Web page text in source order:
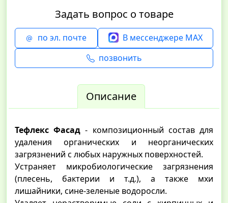
Задать вопрос о товаре
по эл. почте
В мессенджере MAX
позвонить
Описание
Тефлекс Фасад - композиционный состав для
удаления органических и неорганических
загрязнений с любых наружных поверхностей.
Устраняет микробиологические загрязнения
(плесень, бактерии и т.д.), а также мхи
лишайники, сине-зеленые водоросли.